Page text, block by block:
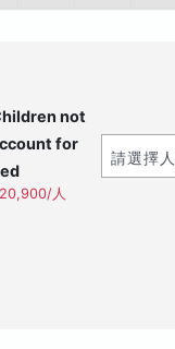
not
for
人